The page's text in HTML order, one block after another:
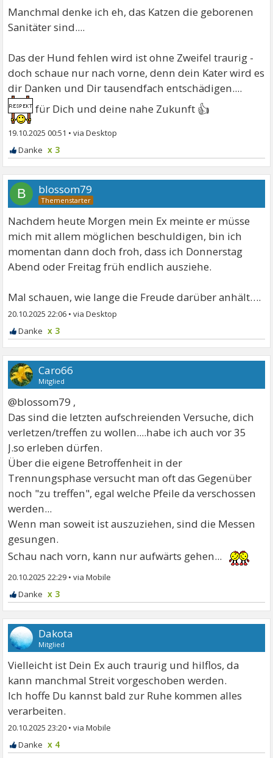
Manchmal denke ich eh, das Katzen die geborenen
Sanitäter sind....
Das der Hund fehlen wird ist ohne Zweifel traurig -
doch schaue nur nach vorne, denn dein Kater wird es
dir Danken und Dir tausendfach entschädigen....
für Dich und deine nahe Zukunft 👍
19.10.2025 00:51 •
x 3
B blossom79
Nachdem heute Morgen mein Ex meinte er müsse
mich mit allem möglichen beschuldigen, bin ich
momentan dann doch froh, dass ich Donnerstag
Abend oder Freitag früh endlich ausziehe.
Mal schauen, wie lange die Freude darüber anhält….
20.10.2025 22:06 •
x 3
Caro66
Mitglied
@blossom79 ,
Das sind die letzten aufschreienden Versuche, dich
verletzen/treffen zu wollen....habe ich auch vor 35
J.so erleben dürfen.
Über die eigene Betroffenheit in der
Trennungsphase versucht man oft das Gegenüber
noch "zu treffen", egal welche Pfeile da verschossen
werden...
Wenn man soweit ist auszuziehen, sind die Messen
gesungen.
Schau nach vorn, kann nur aufwärts gehen...
20.10.2025 22:29 •
x 3
Dakota
Mitglied
Vielleicht ist Dein Ex auch traurig und hilflos, da
kann manchmal Streit vorgeschoben werden.
Ich hoffe Du kannst bald zur Ruhe kommen alles
verarbeiten.
20.10.2025 23:20 •
x 4